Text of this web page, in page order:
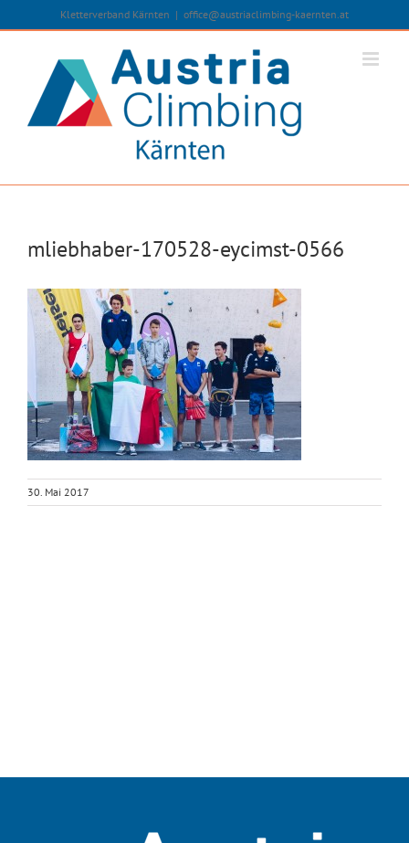
Inhalt
Kletterverband Kärnten | office@austriaclimbing-kaernten.at
mliebhaber-170528-eycimst-0566
30. Mai 2017